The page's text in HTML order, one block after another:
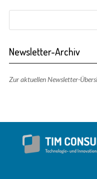
Newsletter-Archiv
Zur aktuellen Newsletter-